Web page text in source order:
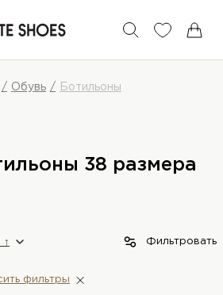
Обувь Ботильоны
38 размера
↑ Фильтровать
фильтры